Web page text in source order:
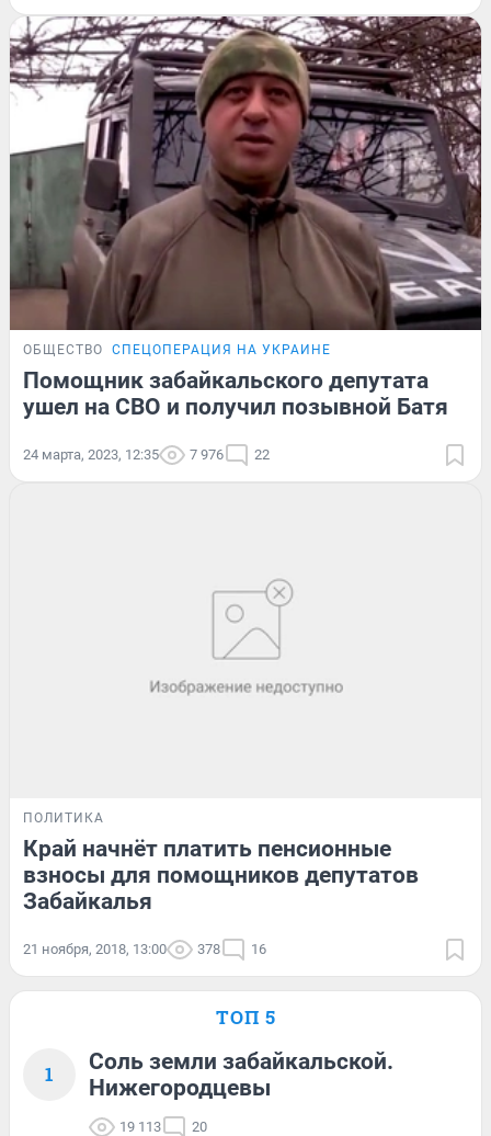
ОБЩЕСТВО СПЕЦОПЕРАЦИЯ НА УКРАИНЕ
Помощник забайкальского депутата
ушел на СВО и получил позывной Батя
24 марта, 2023, 12:35 7 976 22
ПОЛИТИКА
Край начнёт платить пенсионные
взносы для помощников депутатов
Забайкалья
21 ноября, 2018, 13:00 378 16
ТОП 5
1
Соль земли забайкальской.
Нижегородцевы
19 113 20